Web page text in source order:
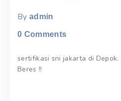
By admin
0 Comments
sertifikasi sni jakarta di
Beres !!